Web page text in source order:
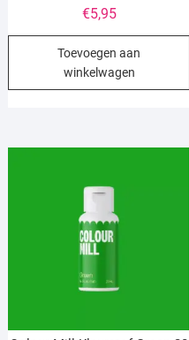
€5,95
Toevoegen aan
winkelwagen